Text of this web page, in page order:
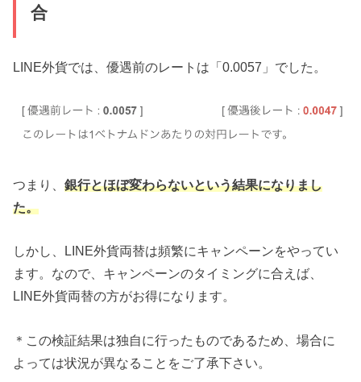
合
LINE外貨では、優遇前のレートは「0.0057」でした。
つまり、銀行とほぼ変わらないという結果になりまし
た。
しかし、LINE外貨両替は頻繁にキャンペーンをやってい
ます。なので、キャンペーンのタイミングに合えば、
LINE外貨両替の方がお得になります。
＊この検証結果は独自に行ったものであるため、場合に
よっては状況が異なることをご了承下さい。